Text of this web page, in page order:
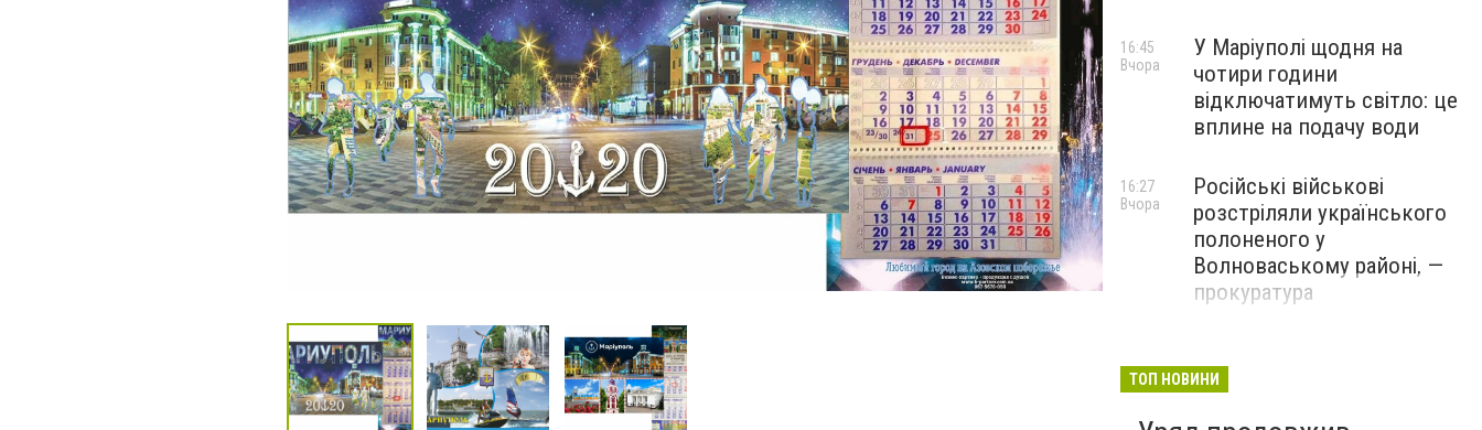
У Маріуполі щодня на
чотири години
відключатимуть світло: це
вплине на подачу води
16:45
Вчора
Російські військові
розстріляли українського
полоненого у
Волноваському районі, —
прокуратура
16:27
Вчора
адміністрація оскаржує
Вчора
ТОП НОВИНИ